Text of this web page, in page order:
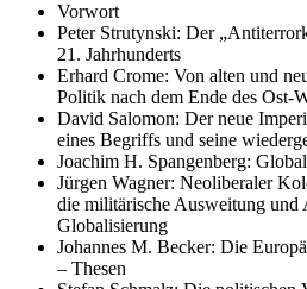
Vorwort
Peter Strutynski: Der
21. Jahrhunderts
Erhard Crome: Von alten und
Politik nach dem Ende des Ost-
David Salomon: Der neue
eines Begriffs und seine
Joachim H. Spangenberg:
Jürgen Wagner: Neoliberaler
die militärische Ausweitung und
Globalisierung
Johannes M. Becker: Die
– Thesen